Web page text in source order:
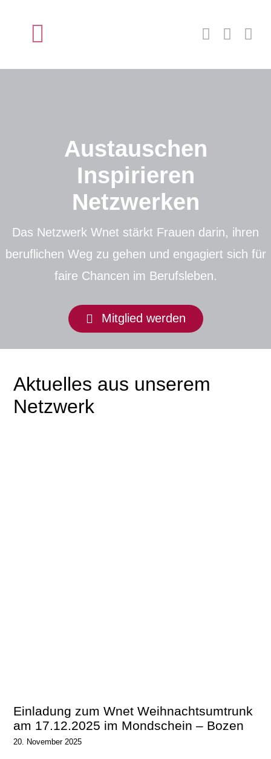
Toggle
Navigation
Startseite
Mitglied werden
Neuigkeiten
Kontakt
Austauschen
Inspirieren
Netzwerken
Das Netzwerk Wnet stärkt Frauen darin, ihren
beruflichen Weg zu gehen und engagiert sich für
faire Chancen im Berufsleben.
Mitglied werden
Aktuelles aus unserem
Netzwerk
Einladung zum Wnet Weihnachtsumtrunk
am 17.12.2025 im Mondschein – Bozen
20. November 2025